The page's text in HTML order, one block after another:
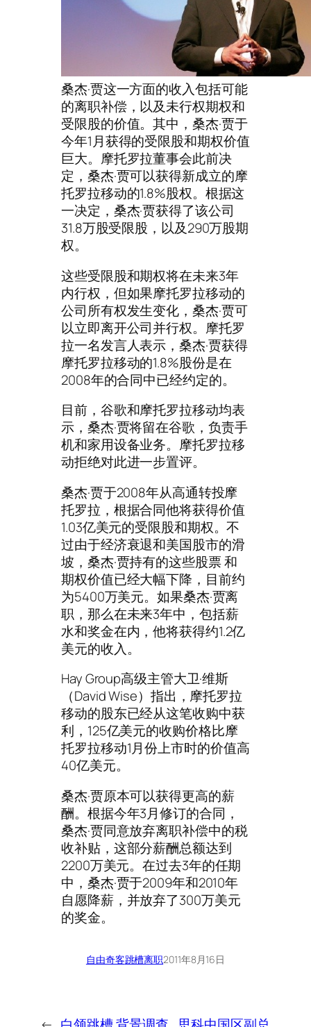
桑杰·贾这一方面的收入包括可能
的离职补偿，以及未行权期权和
受限股的价值。其中，桑杰·贾于
今年1月获得的受限股和期权价值
巨大。摩托罗拉董事会此前决
定，桑杰·贾可以获得新成立的摩
托罗拉移动的1.8%股权。根据这
一决定，桑杰·贾获得了该公司
31.8万股受限股，以及290万股期
权。
这些受限股和期权将在未来3年
内行权，但如果摩托罗拉移动的
公司所有权发生变化，桑杰·贾可
以立即离开公司并行权。摩托罗
拉一名发言人表示，桑杰·贾获得
摩托罗拉移动的1.8%股份是在
2008年的合同中已经约定的。
目前，谷歌和摩托罗拉移动均表
示，桑杰·贾将留在谷歌，负责手
机和家用设备业务。摩托罗拉移
动拒绝对此进一步置评。
桑杰·贾于2008年从高通转投摩
托罗拉，根据合同他将获得价值
1.03亿美元的受限股和期权。不
过由于经济衰退和美国股市的滑
坡，桑杰·贾持有的这些股票 和
期权价值已经大幅下降，目前约
为5400万美元。如果桑杰·贾离
职，那么在未来3年中，包括薪
水和奖金在内，他将获得约1.2亿
美元的收入。
Hay Group高级主管大卫·维斯
（David Wise）指出，摩托罗拉
移动的股东已经从这笔收购中获
利，125亿美元的收购价格比摩
托罗拉移动1月份上市时的价值高
40亿美元。
桑杰·贾原本可以获得更高的薪
酬。根据今年3月修订的合同，
桑杰·贾同意放弃离职补偿中的税
收补贴，这部分薪酬总额达到
2200万美元。在过去3年的任期
中，桑杰·贾于2009年和2010年
自愿降薪，并放弃了300万美元
的奖金。
自由奇客跳槽离职2011年8月16日